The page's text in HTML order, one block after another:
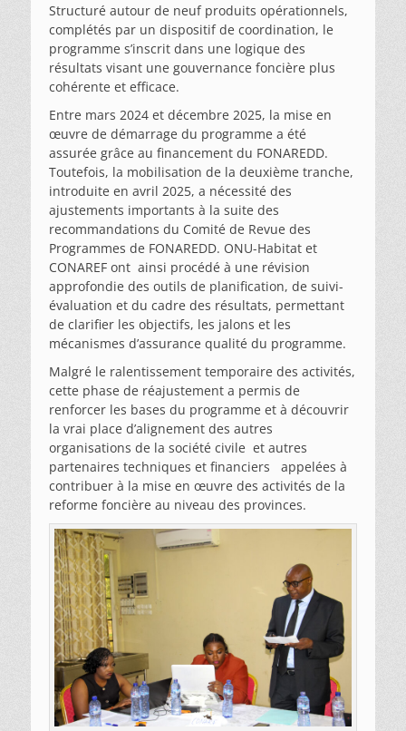
Structuré autour de neuf produits opérationnels,
complétés par un dispositif de coordination, le
programme s’inscrit dans une logique des
résultats visant une gouvernance foncière plus
cohérente et efficace.
Entre mars 2024 et décembre 2025, la mise en
œuvre de démarrage du programme a été
assurée grâce au financement du FONAREDD.
Toutefois, la mobilisation de la deuxième tranche,
introduite en avril 2025, a nécessité des
ajustements importants à la suite des
recommandations du Comité de Revue des
Programmes de FONAREDD. ONU-Habitat et
CONAREF ont ainsi procédé à une révision
approfondie des outils de planification, de suivi-
évaluation et du cadre des résultats, permettant
de clarifier les objectifs, les jalons et les
mécanismes d’assurance qualité du programme.
Malgré le ralentissement temporaire des activités,
cette phase de réajustement a permis de
renforcer les bases du programme et à découvrir
la vrai place d’alignement des autres
organisations de la société civile et autres
partenaires techniques et financiers appelées à
contribuer à la mise en œuvre des activités de la
reforme foncière au niveau des provinces.